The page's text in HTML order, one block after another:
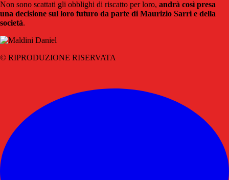
Non sono scattati gli obblighi di riscatto per loro, andrà così presa
una decisione sul loro futuro da parte di Maurizio Sarri e della
società.
© RIPRODUZIONE RISERVATA